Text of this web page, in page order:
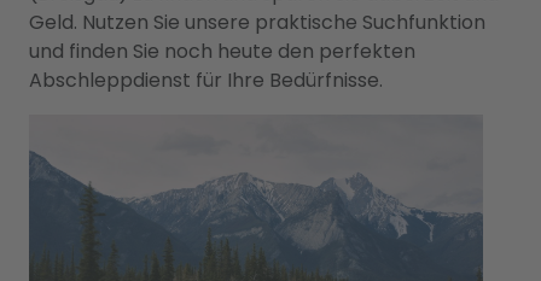
Geld. Nutzen Sie unsere praktische Suchfunktion
und finden Sie noch heute den perfekten
Abschleppdienst für Ihre Bedürfnisse.